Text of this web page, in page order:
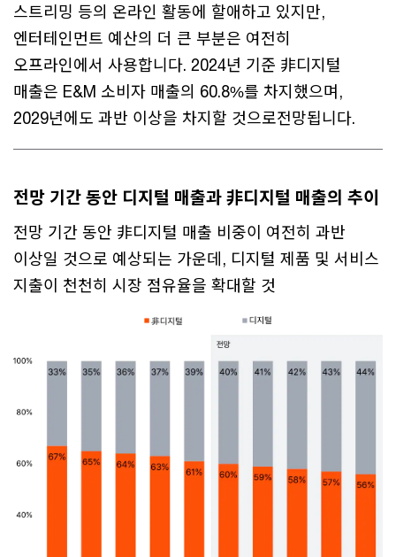
스트리밍 등의 온라인 활동에 할애하고 있지만,
엔터테인먼트 예산의 더 큰 부분은 여전히
오프라인에서 사용합니다. 2024년 기준 非디지털
매출은 E&M 소비자 매출의 60.8%를 차지했으며,
2029년에도 과반 이상을 차지할 것으로전망됩니다.
전망 기간 동안 디지털 매출과 非디지털 매출의 추이
전망 기간 동안 非디지털 매출 비중이 여전히 과반
이상일 것으로 예상되는 가운데, 디지털 제품 및 서비스
지출이 천천히 시장 점유율을 확대할 것